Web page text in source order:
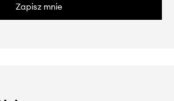
Zapisz mnie